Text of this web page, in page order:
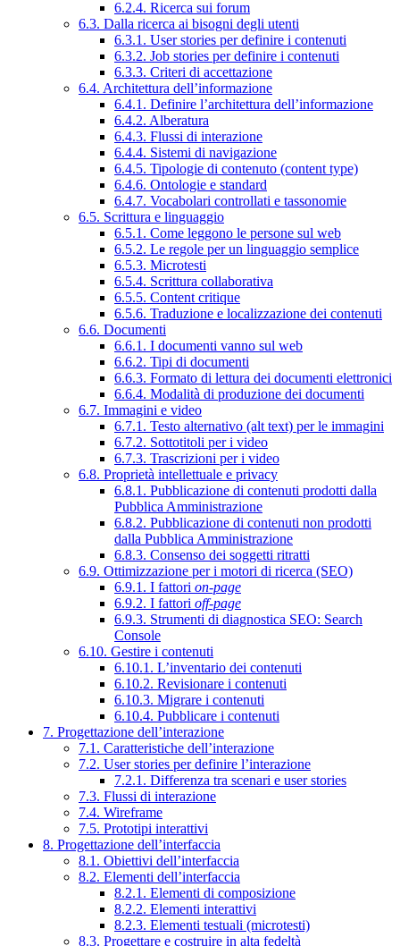
6.2.4. Ricerca sui forum
6.3. Dalla ricerca ai bisogni degli utenti
6.3.1. User stories per definire i contenuti
6.3.2. Job stories per definire i contenuti
6.3.3. Criteri di accettazione
6.4. Architettura dell’informazione
6.4.1. Definire l’architettura dell’informazione
6.4.2. Alberatura
6.4.3. Flussi di interazione
6.4.4. Sistemi di navigazione
6.4.5. Tipologie di contenuto (content type)
6.4.6. Ontologie e standard
6.4.7. Vocabolari controllati e tassonomie
6.5. Scrittura e linguaggio
6.5.1. Come leggono le persone sul web
6.5.2. Le regole per un linguaggio semplice
6.5.3. Microtesti
6.5.4. Scrittura collaborativa
6.5.5. Content critique
6.5.6. Traduzione e localizzazione dei contenuti
6.6. Documenti
6.6.1. I documenti vanno sul web
6.6.2. Tipi di documenti
6.6.3. Formato di lettura dei documenti elettronici
6.6.4. Modalità di produzione dei documenti
6.7. Immagini e video
6.7.1. Testo alternativo (alt text) per le immagini
6.7.2. Sottotitoli per i video
6.7.3. Trascrizioni per i video
6.8. Proprietà intellettuale e privacy
6.8.1. Pubblicazione di contenuti prodotti dalla
Pubblica Amministrazione
6.8.2. Pubblicazione di contenuti non prodotti
dalla Pubblica Amministrazione
6.8.3. Consenso dei soggetti ritratti
6.9. Ottimizzazione per i motori di ricerca (SEO)
6.9.1. I fattori on-page
6.9.2. I fattori off-page
6.9.3. Strumenti di diagnostica SEO: Search
Console
6.10. Gestire i contenuti
6.10.1. L’inventario dei contenuti
6.10.2. Revisionare i contenuti
6.10.3. Migrare i contenuti
6.10.4. Pubblicare i contenuti
7. Progettazione dell’interazione
7.1. Caratteristiche dell’interazione
7.2. User stories per definire l’interazione
7.2.1. Differenza tra scenari e user stories
7.3. Flussi di interazione
7.4. Wireframe
7.5. Prototipi interattivi
8. Progettazione dell’interfaccia
8.1. Obiettivi dell’interfaccia
8.2. Elementi dell’interfaccia
8.2.1. Elementi di composizione
8.2.2. Elementi interattivi
8.2.3. Elementi testuali (microtesti)
8.3. Progettare e costruire in alta fedeltà